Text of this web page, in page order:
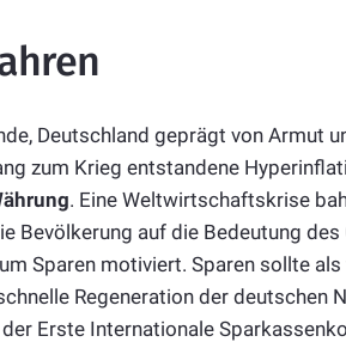
Deutschland geprägt von Armut
zum Krieg entstandene
. Eine Weltwirtschaftskrise
Bevölkerung auf die Bedeutung
Sparen motiviert. Sparen sollte
Regeneration der deutschen
Erste Internationale